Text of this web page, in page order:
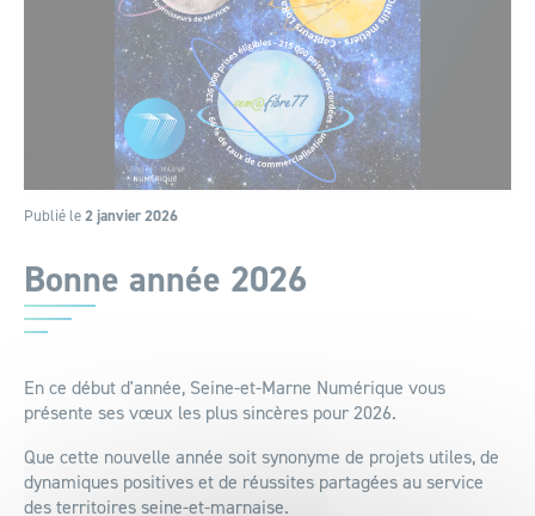
Publié le2 janvier 2026
Bonne année 2026
En ce début d'année, Seine-et-Marne Numérique vous
présente ses vœux les plus sincères pour 2026.
Que cette nouvelle année soit synonyme de projets utiles, de
dynamiques positives et de réussites partagées au service
des territoires seine-et-marnaise.